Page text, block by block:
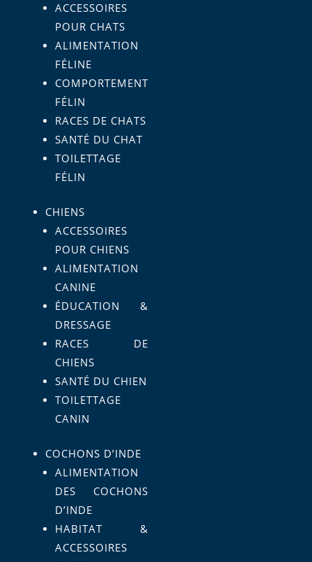
ACCESSOIRES
POUR CHATS
ALIMENTATION
FÉLINE
COMPORTEMENT
FÉLIN
RACES DE CHATS
SANTÉ DU CHAT
TOILETTAGE
FÉLIN
CHIENS
ACCESSOIRES
POUR CHIENS
ALIMENTATION
CANINE
ÉDUCATION &
DRESSAGE
RACES DE
CHIENS
SANTÉ DU CHIEN
TOILETTAGE
CANIN
COCHONS D’INDE
ALIMENTATION
DES COCHONS
D’INDE
HABITAT &
ACCESSOIRES